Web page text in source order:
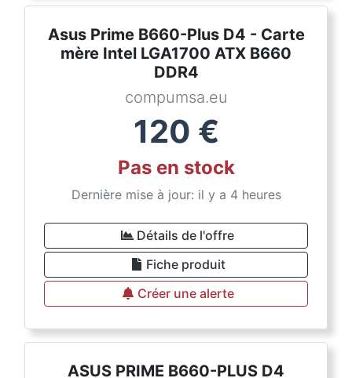
Asus Prime B660-Plus D4 - Carte
mère Intel LGA1700 ATX B660
DDR4
compumsa.eu
120 €
Pas en stock
Dernière mise à jour: il y a 4 heures
Détails de l'offre
Fiche produit
Créer une alerte
ASUS PRIME B660-PLUS D4